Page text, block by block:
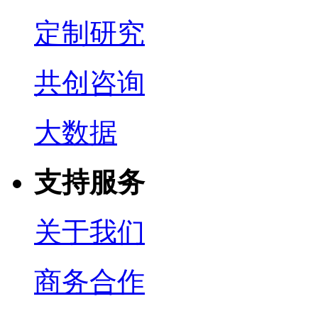
定制研究
共创咨询
大数据
支持服务
关于我们
商务合作